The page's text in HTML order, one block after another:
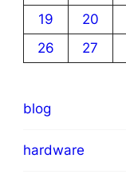
19
20
26
27
blog
hardware